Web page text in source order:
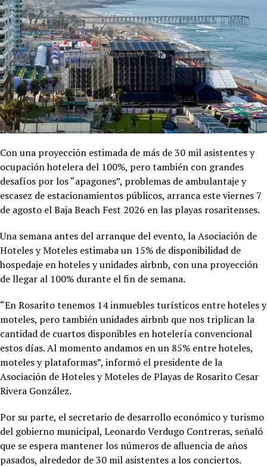
Con una proyección estimada de más de 30 mil asistentes y
ocupación hotelera del 100%, pero también con grandes
desafíos por los “apagones”, problemas de ambulantaje y
escasez de estacionamientos públicos, arranca este viernes 7
de agosto el Baja Beach Fest 2026 en las playas rosaritenses.
Una semana antes del arranque del evento, la Asociación de
Hoteles y Moteles estimaba un 15% de disponibilidad de
hospedaje en hoteles y unidades airbnb, con una proyección
de llegar al 100% durante el fin de semana.
“En Rosarito tenemos 14 inmuebles turísticos entre hoteles y
moteles, pero también unidades airbnb que nos triplican la
cantidad de cuartos disponibles en hotelería convencional
estos días. Al momento andamos en un 85% entre hoteles,
moteles y plataformas”, informó el presidente de la
Asociación de Hoteles y Moteles de Playas de Rosarito Cesar
Rivera González.
Por su parte, el secretario de desarrollo económico y turismo
del gobierno municipal, Leonardo Verdugo Contreras, señaló
que se espera mantener los números de afluencia de años
pasados, alrededor de 30 mil asistentes a los conciertos.